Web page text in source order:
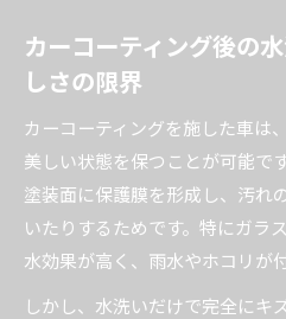
カーコーティング後の
しさの限界
カーコーティングを施した車は
美しい状態を保つことが可能で
塗装面に保護膜を形成し、汚れ
いたりするためです。特にガラ
水効果が高く、雨水やホコリが
しかし、水洗いだけで完全にキ